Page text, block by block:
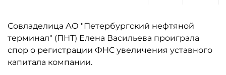
Совладелица АО "Петербургский нефтяной
терминал" (ПНТ) Елена Васильева проиграла
спор о регистрации ФНС увеличения уставного
капитала компании.